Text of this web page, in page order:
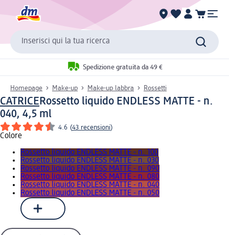
Inserisci qui la tua ricerca
Spedizione gratuita da 49 €
Homepage Make-up Make-up labbra Rossetti
CATRICERossetto liquido ENDLESS MATTE - n.
040, 4,5 ml
4.6 (43 recensioni)
Colore
Rossetto liquido ENDLESS MATTE - n. 100
Rossetto liquido ENDLESS MATTE - n. 030
Rossetto liquido ENDLESS MATTE - n. 090
Rossetto liquido ENDLESS MATTE - n. 080
Rossetto liquido ENDLESS MATTE - n. 040
Rossetto liquido ENDLESS MATTE - n. 050